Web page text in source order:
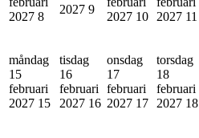
2027 8
2027 9
2027 10
2027 11
måndag
15
februari
2027 15
tisdag
16
februari
2027 16
onsdag
17
februari
2027 17
torsdag
18
februari
2027 18